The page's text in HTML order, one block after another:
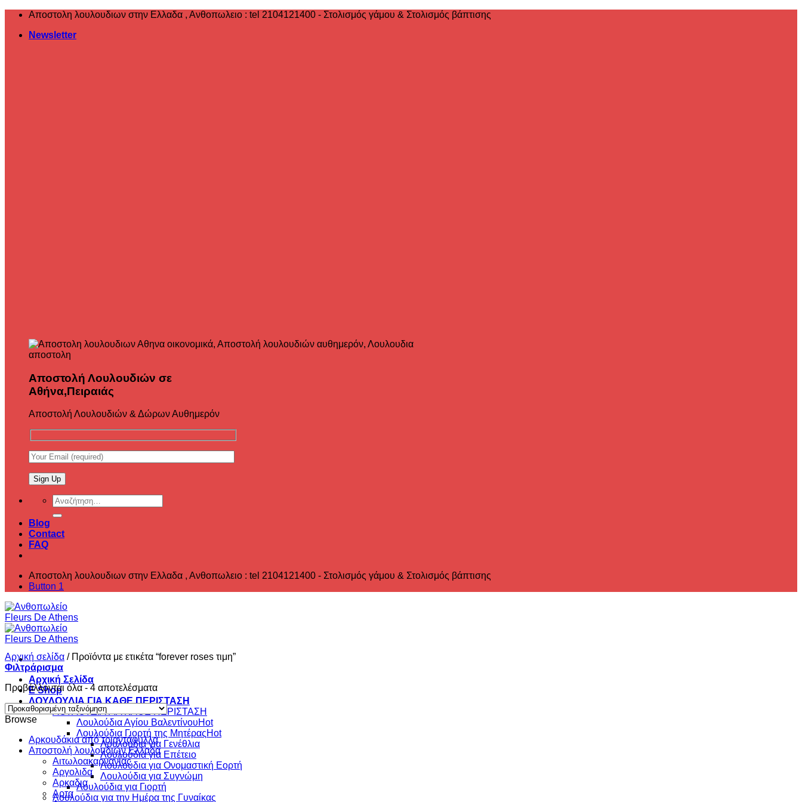
Μετάβαση
περιεχόμενο
Αποστολη λουλουδιων στην Ελλαδα , ‎Ανθοπωλειο : tel 2104121400 - Στολισμός γάμου & Στολισμός βάπτισης
Newsletter
Αποστολή Λουλουδιών σε
Αθήνα,Πειραιάς
Αποστολή Λουλουδιών & Δώρων Αυθημερόν
Αναζήτηση
για:
Blog
Contact
FAQ
Αποστολη λουλουδιων στην Ελλαδα , ‎Ανθοπωλειο : tel 2104121400 - Στολισμός γάμου & Στολισμός βάπτισης
Button 1
Αρχική Σελίδα
E Shop
ΛΟΥΛΟΥΔΙΑ ΓΙΑ ΚΑΘΕ ΠΕΡΙΣΤΑΣΗ
ΛΟΥΛΟΥΔΙΑ ΓΙΑ ΚΑΘΕ ΠΕΡΙΣΤΑΣΗ
Λουλούδια Αγίου Βαλεντίνου
Λουλούδια Γιορτή της Μητέρας
Λουλούδια για Γενέθλια
Λουλούδια για Επέτειο
Λουλούδια για Ονομαστική Εορτή
Λουλούδια για Συγνώμη
Λουλούδια για Γιορτή
Λουλούδια για την Ημέρα της Γυναίκας
Αρχική σελίδα /Προϊόντα με ετικέτα “forever roses τιμη”
Φιλτράρισμα
Προβάλλονται όλα - 4 αποτελέσματα
Browse
Aρκουδάκια από τριαντάφυλλα
Αποστολή λουλουδιών Ελλαδα
Αιτωλοακαρνανίας
Αργολιδα
Αρκαδια
Αρτα